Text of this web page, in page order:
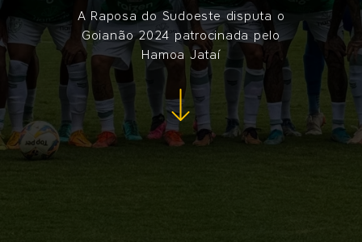
A Raposa do Sudoeste disputa o
Goianão 2024 patrocinada pelo
Hamoa Jataí